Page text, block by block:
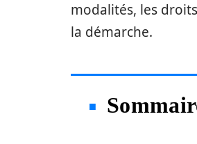
modalités, les
la démarche.